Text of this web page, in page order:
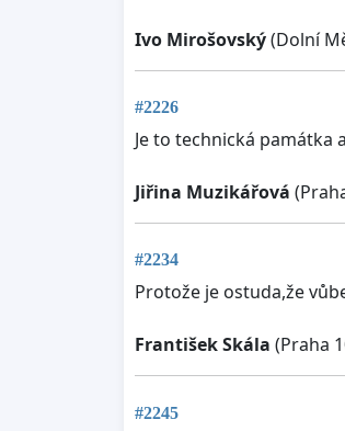
Ivo Mirošovský(Dolní
#2226
Je to technická památka
Jiřina Muzikářová
#2234
Protože je ostuda,že
František Skála (Praha
#2245